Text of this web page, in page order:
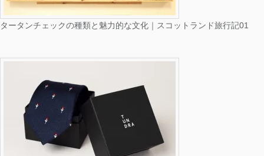
タータンチェックの種類と魅力的な文化｜スコットランド旅行記01